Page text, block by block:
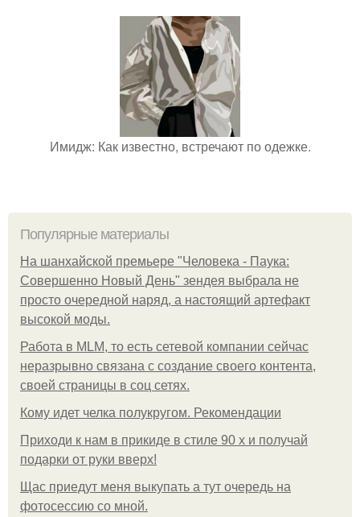
Имидж: Как известно, встречают по одежке.
Популярные материалы
На шанхайской премьере "Человека - Паука:
Совершенно Новый День" зендея выбрала не
просто очередной наряд, а настоящий артефакт
высокой моды.
Работа в MLM, то есть сетевой компании сейчас
неразрывно связана с создание своего контента,
своей страницы в соц сетях.
Кому идет челка полукругом. Рекомендации
Приходи к нам в прикиде в стиле 90 х и получай
подарки от руки вверх!
Щас приедут меня выкупать а тут очередь на
фотосессию со мной.